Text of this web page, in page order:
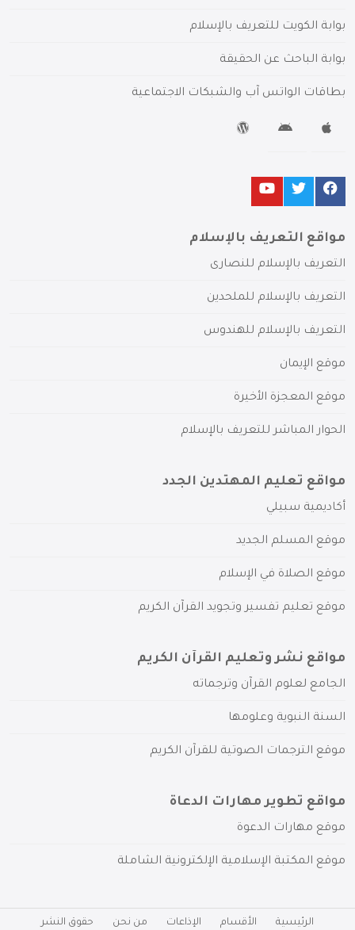
بوابة الكويت للتعريف بالإسلام
بوابة الباحث عن الحقيقة
بطاقات الواتس آب والشبكات الاجتماعية
مواقع التعريف بالإسلام
التعريف بالإسلام للنصارى
التعريف بالإسلام للملحدين
التعريف بالإسلام للهندوس
موقع الإيمان
موقع المعجزة الأخيرة
الحوار المباشر للتعريف بالإسلام
مواقع تعليم المهتدين الجدد
أكاديمية سبيلي
موقع المسلم الجديد
موقع الصلاة في الإسلام
موقع تعليم تفسير وتجويد القرآن الكريم
مواقع نشر وتعليم القرآن الكريم
الجامع لعلوم القرآن وترجماته
السنة النبوية وعلومها
موقع الترجمات الصوتية للقرآن الكريم
مواقع تطوير مهارات الدعاة
موقع مهارات الدعوة
موقع المكتبة الإسلامية الإلكترونية الشاملة
الرئيسية الأقسام الإذاعات من نحن حقوق النشر